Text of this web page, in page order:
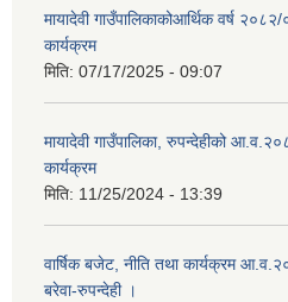
मायादेवी गाउँपालिकाकोआर्थिक वर्ष
कार्यक्रम
मिति: 07/17/2025 - 09:07
मायादेवी गाउँपालिका, रुपन्देहीको
कार्यक्रम
मिति: 11/25/2024 - 13:39
वार्षिक बजेट, नीति तथा कार्यक्रम
बरेवा-रुपन्देही ।